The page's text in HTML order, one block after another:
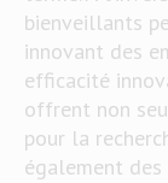
bienveillants
innovant des
efficacité
offrent non
pour la
également des